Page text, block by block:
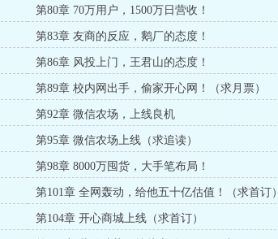
第80章 70万用户，1500万日营收！
第83章 友商的反应，鹅厂的态度！
第86章 风投上门，王君山的态度！
第89章 校内网出手，偷家开心网！（求月票）
第92章 微信农场，上线良机
第95章 微信农场上线（求追读）
第98章 8000万囤货，大手笔布局！
第101章 全网轰动，给他五十亿估值！（求首订）
第104章 开心商城上线（求首订）